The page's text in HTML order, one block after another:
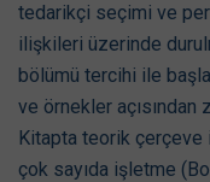
tedarikçi seçimi ve
ilişkileri üzerinde
bölümü tercihi ile
ve örnekler
Kitapta teorik çerçeve
çok sayıda işletme